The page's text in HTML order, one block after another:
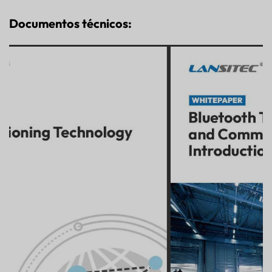
Documentos técnicos: